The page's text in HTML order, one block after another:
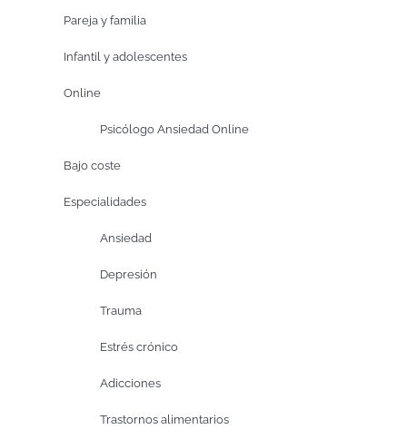
Pareja y familia
Infantil y adolescentes
Online
Psicólogo Ansiedad Online
Bajo coste
Especialidades
Ansiedad
Depresión
Trauma
Estrés crónico
Adicciones
Trastornos alimentarios